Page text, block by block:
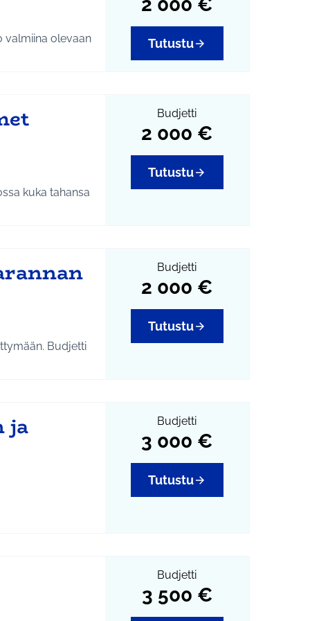
valmiina olevaan
lisäksi se
040-314 3490,
2 000 €
Tutustu
kuka tahansa
kauniisiin
-päivä
kanssa.
Budjetti
2 000 €
Tutustu
Budjetti
Budjetti
2 000 €
Tutustu
ja
myös
Budjetti
3 000 €
Tutustu
Budjetti
3 500 €